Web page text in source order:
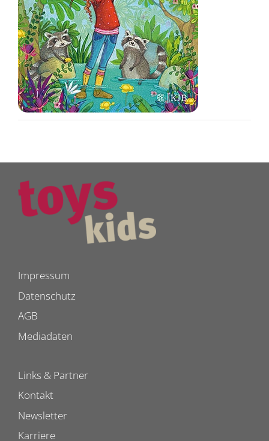
Impressum
Datenschutz
AGB
Mediadaten
Links & Partner
Kontakt
Newsletter
Karriere